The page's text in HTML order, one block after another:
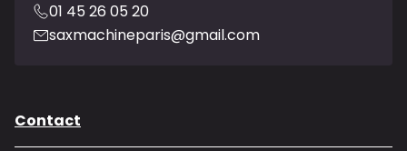
01 45 26 05 20
saxmachineparis@gmail.com
Contact